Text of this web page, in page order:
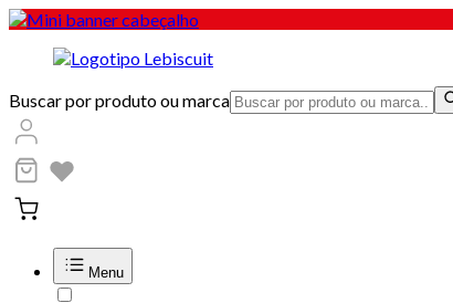
Buscar por produto ou marca
Menu